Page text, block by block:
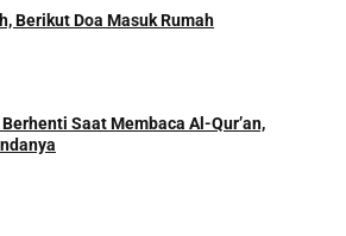
Berikut Doa Masuk Rumah
Saat Membaca Al-Qur’an,